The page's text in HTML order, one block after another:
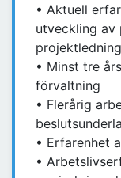
• Aktuell
utveckling av
• Minst tre
förvaltning
• Flerårig
• Erfarenhet
•